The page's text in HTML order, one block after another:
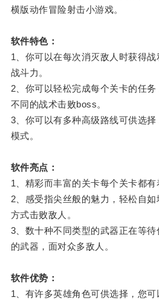
横版动作冒险射击小游戏。
软件特色：
1、你可以在每次消灭敌人时获得
战斗力。
2、你可以轻松完成每个关卡的任
不同的战术击败boss。
3、你可以有多种高级路线可供选
模式。
软件亮点：
1、精彩而丰富的关卡每个关卡都有
2、感受指尖丝般的魅力，轻松自
方式击败敌人。
3、数十种不同类型的武器正在等
的武器，面对众多敌人。
软件优势：
1、有许多英雄角色可供选择，您